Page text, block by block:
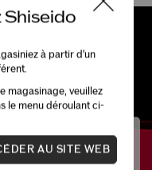
beauté.
Shiseido
à partir d'un
magasinage, veuillez
le menu déroulant ci-
AU SITE WEB